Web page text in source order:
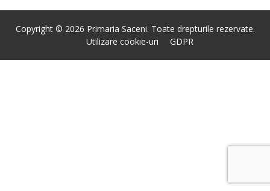
Copyright © 2026 Primaria Saceni. Toate drepturile rezervate.
Utilizare cookie-uri
GDPR